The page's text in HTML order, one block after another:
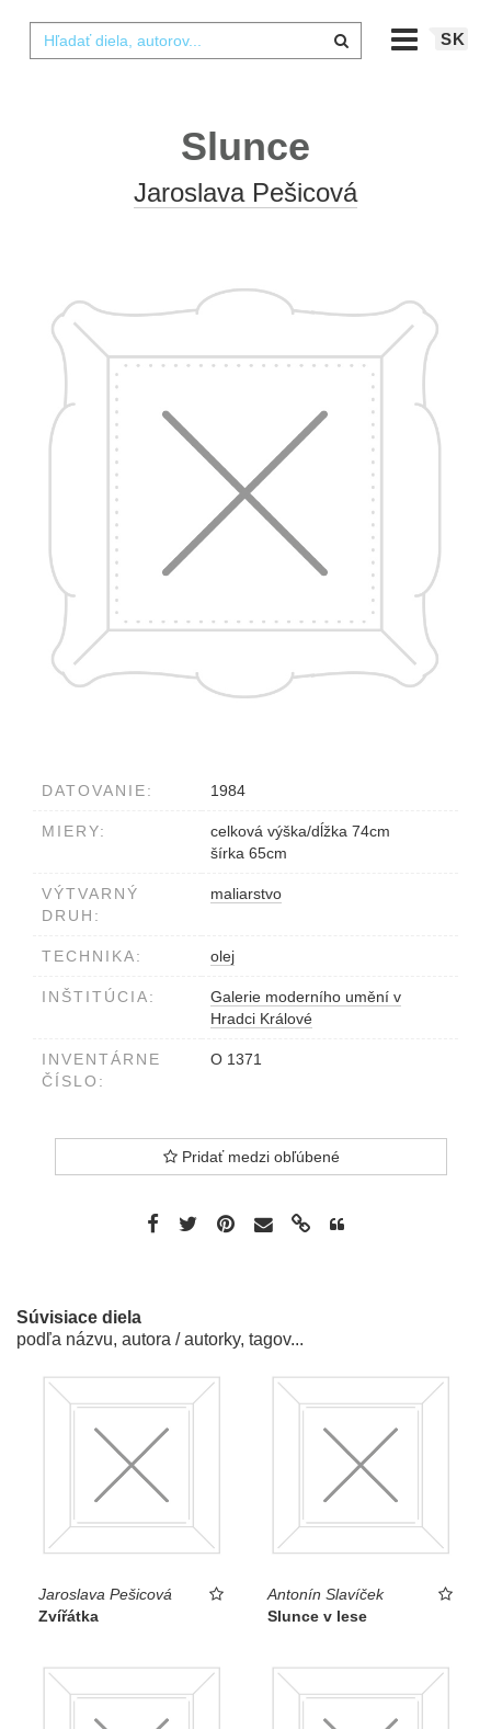
SK
Slunce
Jaroslava Pešicová
DATOVANIE: 1984
MIERY:
celková výška/dĺžka 74cm
šírka 65cm
VÝTVARNÝ
DRUH:
maliarstvo
TECHNIKA: olej
INŠTITÚCIA:
Galerie moderního umění v
Hradci Králové
INVENTÁRNE
ČÍSLO:
O 1371
Pridať medzi obľúbené
Súvisiace diela
podľa názvu, autora / autorky, tagov...
Jaroslava Pešicová
Zvířátka
Antonín Slavíček
Slunce v lese